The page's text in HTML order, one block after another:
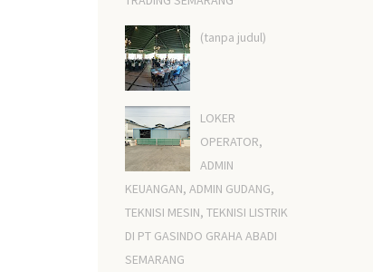
(tanpa judul)
LOKER
OPERATOR,
ADMIN
KEUANGAN, ADMIN GUDANG,
TEKNISI MESIN, TEKNISI LISTRIK
DI PT GASINDO GRAHA ABADI
SEMARANG